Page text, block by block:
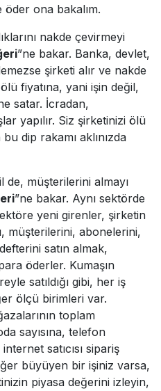
öder ona bakalım.
nakde çevirmeyi
”ne bakar. Banka, devlet,
şirketi alır ve nakde
fiyatına, yani işin değil,
satar. İcradan,
yapılır. Siz şirketinizi ölü
dip rakamı aklınızda
de, müşterilerini almayı
”ne bakar. Aynı sektörde
yeni girenler, şirketin
müşterilerini, abonelerini,
satın almak,
öderler. Kumaşın
satıldığı gibi, her iş
ölçü birimleri var.
toplam
sayısına, telefon
satıcısı sipariş
büyüyen bir işiniz varsa,
piyasa değerini izleyin,